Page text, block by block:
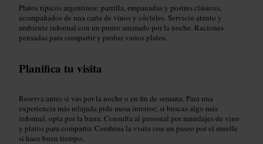
Platos típicos argentinos: parrilla, empanadas y postres clásicos,
acompañados de una carta de vinos y cócteles. Servicio atento y
ambiente informal con un punto animado por la noche. Raciones
pensadas para compartir y probar varios platos.
Planifica tu visita
Reserva antes si vas por la noche o en fin de semana. Para una
experiencia más relajada pide mesa interior; si buscas algo más
informal, opta por la barra. Consulta al personal por maridajes de vino
y platos para compartir. Combina la visita con un paseo por el muelle
si hace buen tiempo.